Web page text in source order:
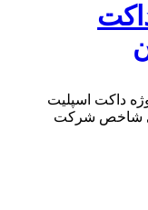
داکت اسپلیت
شاخص شرکت